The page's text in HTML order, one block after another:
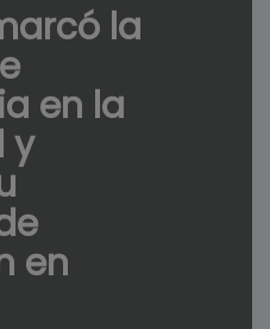
la
en la
y
en